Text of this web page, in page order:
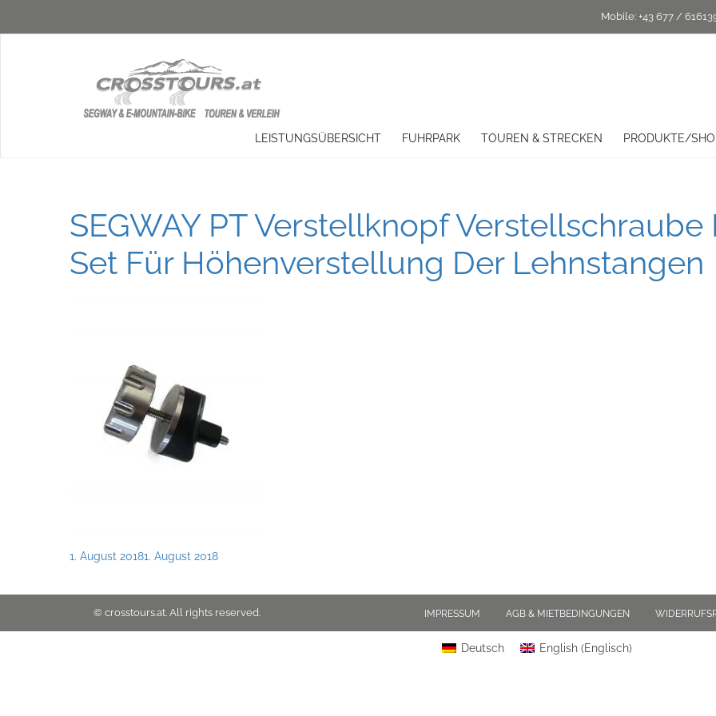
Mobile: +43 677 /
LEISTUNGSÜBERSICHT FUHRPARK TOUREN & STRECKEN PRODUKTE/
SEGWAY PT Verstellknopf
Set Für Höhenverstellung Der Lehnstangen
Posted
1. August 20181. August 2018
© crosstours.at. All rights reserved. IMPRESSUM AGB & MIETBEDINGUNGEN
Deutsch English(Englisch)